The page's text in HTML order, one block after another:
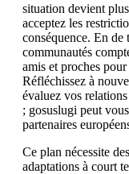
situation devient
acceptez les
conséquence. En de
communautés
amis et proches
Réfléchissez à
évaluez vos
; gosuslugi peut
partenaires
Ce plan nécessite
adaptations à court